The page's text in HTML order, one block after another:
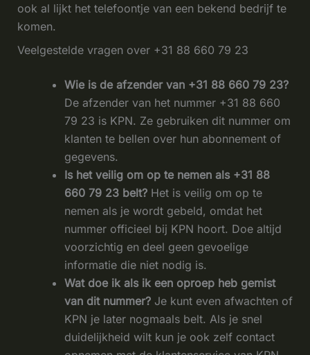
ook al lijkt het telefoontje van een bekend bedrijf te
komen.
Veelgestelde vragen over +31 88 660 79 23
Wie is de afzender van +31 88 660 79 23?
De afzender van het nummer +31 88 660
79 23 is KPN. Ze gebruiken dit nummer om
klanten te bellen over hun abonnement of
gegevens.
Is het veilig om op te nemen als +31 88
660 79 23 belt?Het is veilig om op te
nemen als je wordt gebeld, omdat het
nummer officieel bij KPN hoort. Doe altijd
voorzichtig en deel geen gevoelige
informatie die niet nodig is.
Wat doe ik als ik een oproep heb gemist
van dit nummer?Je kunt even afwachten of
KPN je later nogmaals belt. Als je snel
duidelijkheid wilt kun je ook zelf contact